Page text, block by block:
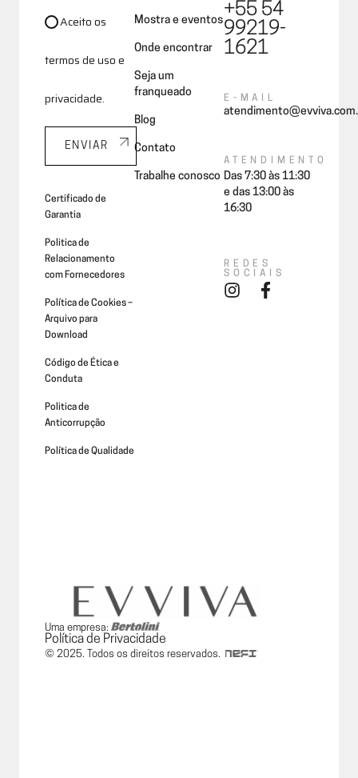
Aceito os
termos de uso e
privacidade.
ENVIAR
Certificado de
Garantia
Politica de
Relacionamento
com Fornecedores
Política de Cookies –
Arquivo para
Download
Código de Ética e
Conduta
Politica de
Anticorrupção
Política de Qualidade
Mostra e eventos
Onde encontrar
Seja um
franqueado
Blog
Contato
Trabalhe conosco
+55 54
99219-
1621
E-MAIL
ATENDIMENTO
Das 7:30 às 11:30
e das 13:00 às
16:30
REDES
SOCIAIS
Uma empresa:
Política de Privacidade
© 2025. Todos os direitos reservados.